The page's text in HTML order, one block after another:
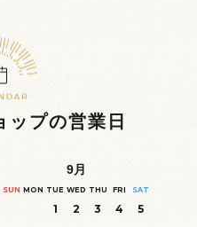
ップの営業日
9月
SUN MON TUE WED THU FRI SAT
1 2 3 4
5